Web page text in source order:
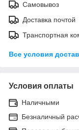
Самовывоз
Доставка почтой
Транспортная
Все условия
Условия оплаты
Наличными
Безналичный